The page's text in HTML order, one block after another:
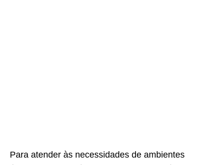
Para atender às necessidades de ambientes